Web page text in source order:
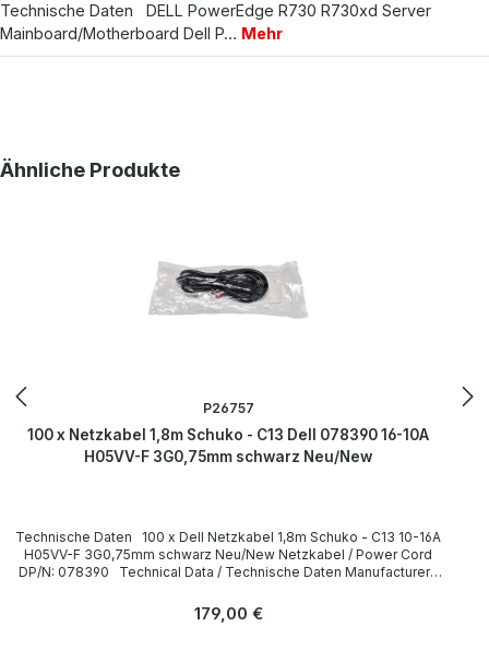
Technische Daten DELL PowerEdge R730 R730xd Server
Mainboard/Motherboard Dell P… Mehr
Produktgalerie überspringen
Ähnliche Produkte
P26757
100 x Netzkabel 1,8m Schuko - C13 Dell 078390 16-10A
H05VV-F 3G0,75mm schwarz Neu/New
Technische Daten 100 x Dell Netzkabel 1,8m Schuko - C13 10-16A
H05VV-F 3G0,75mm schwarz Neu/New Netzkabel / Power Cord
DP/N: 078390 Technical Data / Technische Daten Manufacturer /
Regulärer Preis:
179,00 €